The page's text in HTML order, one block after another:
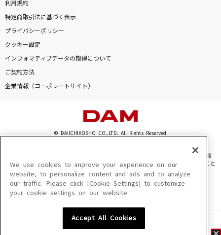
利用規約
特定商取引法に基づく表示
プライバシーポリシー
クッキー設定
インフォマティブデータの取得について
ご契約方法
企業情報（コーポレートサイト）
© DAIICHIKOSHO CO.,LTD. All Rights Reserved.
このサイトに掲載されている一切の文章・画像・写真・動画・音声等を、手段や形態
を問わず、著作権法の定める範囲を超えて無断で複製、転載、ファイル化などすること
を禁じます。
楽曲及びコンテンツは、機種によりご利用いただけない場合があります。
楽曲及びコンテンツの配信日、配信内容が変更になる場合があります。
We use cookies to improve your experience on our
website, to personalize content and ads and to analyze
our traffic. Please click [Cookie Settings] to customize
your cookie settings on our website.
Accept All Cookies